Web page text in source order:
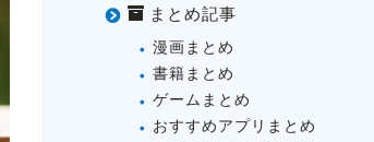
まとめ記事
漫画まとめ
書籍まとめ
ゲームまとめ
おすすめアプリまとめ